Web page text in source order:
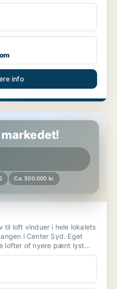
info
Ca. 500.000 kr.
til loft vinduer i hele lokalets
i Center Syd. Eget
lofter of nyere pænt lyst...